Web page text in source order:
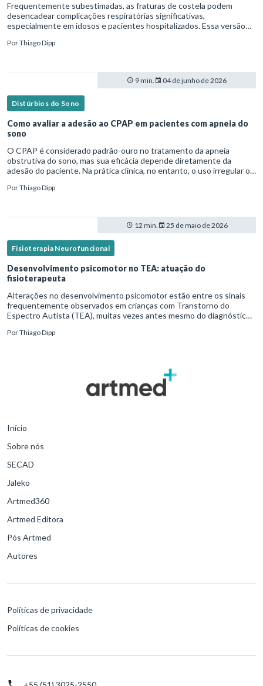
Frequentemente subestimadas, as fraturas de costela podem
desencadear complicações respiratórias significativas,
especialmente em idosos e pacientes hospitalizados. Essa versão
cená
PorThiago Dipp
9 min. 04 de junho de 2026
Distúrbios do Sono
Como avaliar a adesão ao CPAP em pacientes com apneia do
sono
O CPAP é considerado padrão-ouro no tratamento da apneia
obstrutiva do sono, mas sua eficácia depende diretamente da
adesão do paciente. Na prática clínica, no entanto, o uso irregular ou
PorThiago Dipp
12 min. 25 de maio de 2026
Fisioterapia Neurofuncional
Desenvolvimento psicomotor no TEA: atuação do
fisioterapeuta
Alterações no desenvolvimento psicomotor estão entre os sinais
frequentemente observados em crianças com Transtorno do
Espectro Autista (TEA), muitas vezes antes mesmo do diagnóstico
PorThiago Dipp
Início
Sobre nós
SECAD
Jaleko
Artmed360
Artmed Editora
Pós Artmed
Autores
Políticas de privacidade
Políticas de cookies